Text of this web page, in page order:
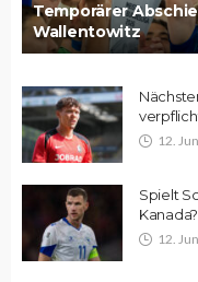
Temporärer
Wallentowitz
12.
Spielt
12.